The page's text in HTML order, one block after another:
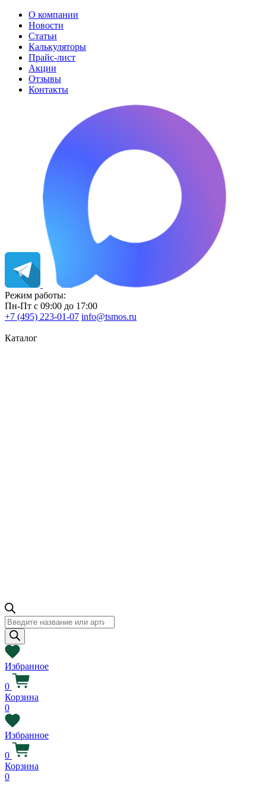
О компании
Новости
Статьи
Калькуляторы
Прайс-лист
Акции
Отзывы
Контакты
Режим работы:
Пн-Пт с 09:00 до 17:00
+7 (495) 223-01-07 info@tsmos.ru
Каталог
Поиск
товаров
Избранное
0
Корзина
0
Избранное
0
Корзина
0